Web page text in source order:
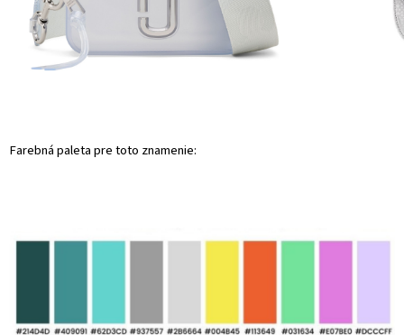
Farebná paleta pre toto znamenie: